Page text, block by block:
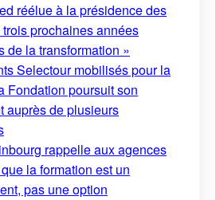
réélue à la présidence des
trois prochaines années
de la transformation »
Selectour mobilisés pour la
Fondation poursuit son
auprès de plusieurs
rappelle aux agences
la formation est un
pas une option